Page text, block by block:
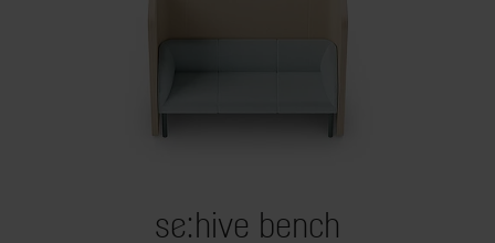
se:hive bench